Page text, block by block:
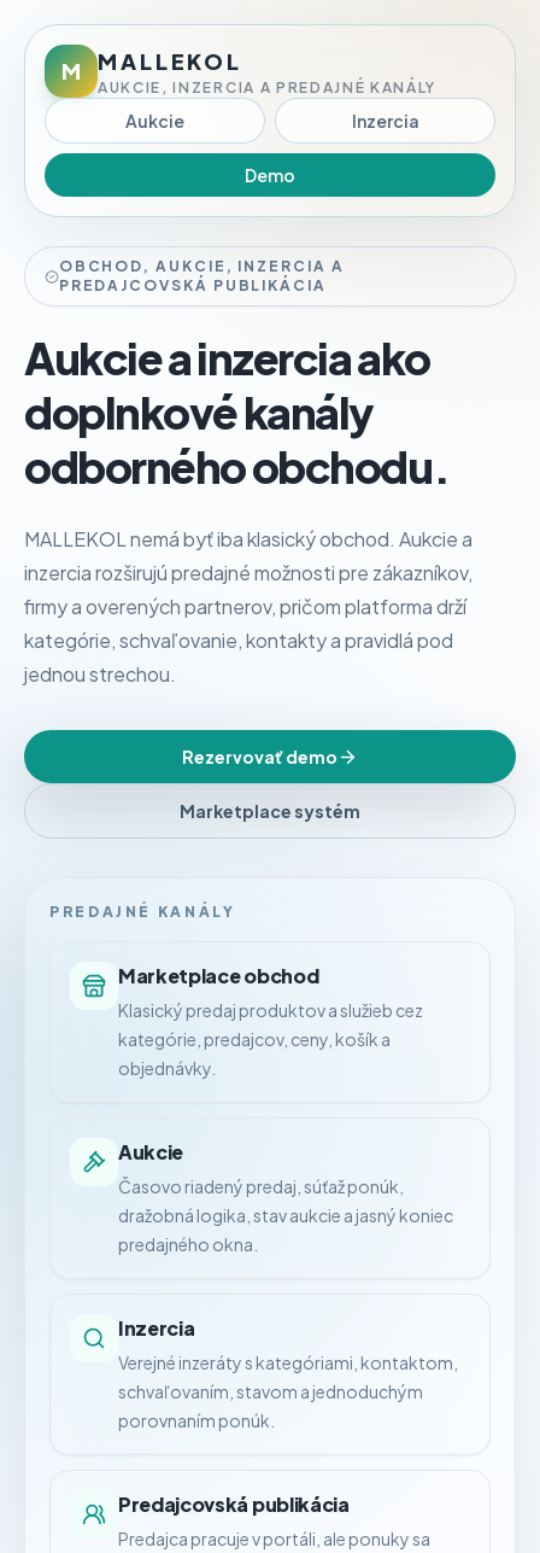
M MALLEKOL
AUKCIE, INZERCIA A PREDAJNÉ KANÁLY
Aukcie Inzercia
Demo
OBCHOD, AUKCIE, INZERCIA A
PREDAJCOVSKÁ PUBLIKÁCIA
Aukcie a inzercia ako
doplnkové kanály
odborného obchodu.
MALLEKOL nemá byť iba klasický obchod. Aukcie a
inzercia rozširujú predajné možnosti pre zákazníkov,
firmy a overených partnerov, pričom platforma drží
kategórie, schvaľovanie, kontakty a pravidlá pod
jednou strechou.
Rezervovať demo
Marketplace systém
PREDAJNÉ KANÁLY
Marketplace obchod
Klasický predaj produktov a služieb cez
kategórie, predajcov, ceny, košík a
objednávky.
Aukcie
Časovo riadený predaj, súťaž ponúk,
dražobná logika, stav aukcie a jasný koniec
predajného okna.
Inzercia
Verejné inzeráty s kategóriami, kontaktom,
schvaľovaním, stavom a jednoduchým
porovnaním ponúk.
Predajcovská publikácia
Predajca pracuje v portáli, ale ponuky sa